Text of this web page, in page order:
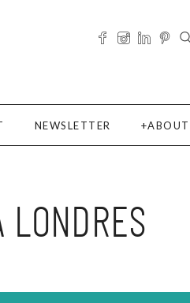
NEWSLETTER ABOUT
LONDRES